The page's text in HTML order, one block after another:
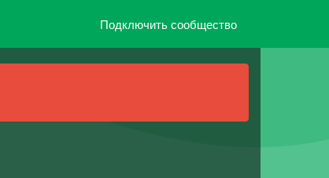
Подключить сообщество